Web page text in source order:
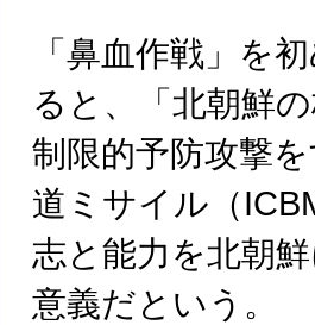
「鼻血作戦」を
ると、「北朝鮮
制限的予防攻撃
道ミサイル（
志と能力を北朝
意義だという。